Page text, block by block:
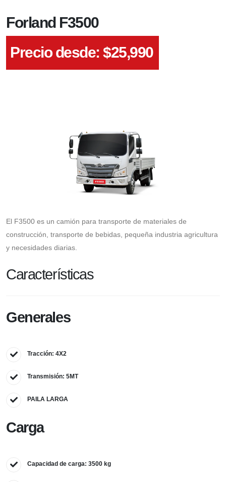
Forland F3500
Precio desde: $25,990
El F3500 es un camión para transporte de materiales de
construcción, transporte de bebidas, pequeña industria agricultura
y necesidades diarias.
Características
Generales
Tracción: 4X2
Transmisión: 5MT
PAILA LARGA
Carga
Capacidad de carga: 3500 kg